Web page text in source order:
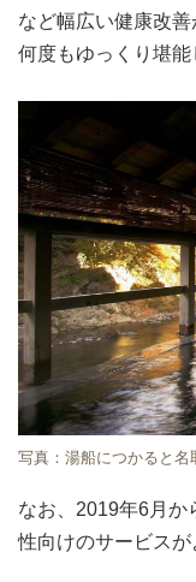
など幅広い健康改
何度もゆっくり堪能
写真：湯船につかると
なお、2019年6月か
性向けのサービスが